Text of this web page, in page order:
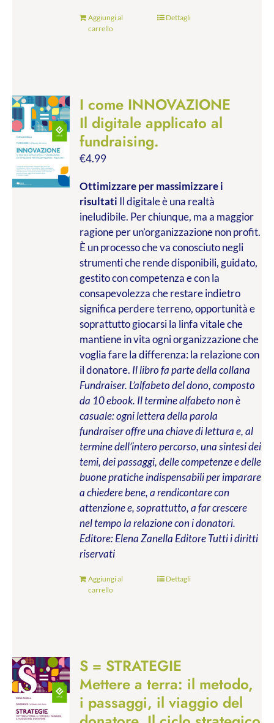
Aggiungi al
carrello
Dettagli
I come INNOVAZIONE
Il digitale applicato al
fundraising.
€4.99
Ottimizzare per massimizzare i
risultati Il digitale è una realtà
ineludibile. Per chiunque, ma a maggior
ragione per un’organizzazione non profit.
È un processo che va conosciuto negli
strumenti che rende disponibili, guidato,
gestito con competenza e con la
consapevolezza che restare indietro
significa perdere terreno, opportunità e
soprattutto giocarsi la linfa vitale che
mantiene in vita ogni organizzazione che
voglia fare la differenza: la relazione con
il donatore. Il libro fa parte della collana
Fundraiser. L’alfabeto del dono, composto
da 10 ebook. Il termine alfabeto non è
casuale: ogni lettera della parola
fundraiser offre una chiave di lettura e, al
termine dell’intero percorso, una sintesi dei
temi, dei passaggi, delle competenze e delle
buone pratiche indispensabili per imparare
a chiedere bene, a rendicontare con
attenzione e, soprattutto, a far crescere
nel tempo la relazione con i donatori.
Editore: Elena Zanella EditoreTutti i diritti
riservati
Aggiungi al
carrello
Dettagli
S = STRATEGIE
Mettere a terra: il metodo,
i passaggi, il viaggio del